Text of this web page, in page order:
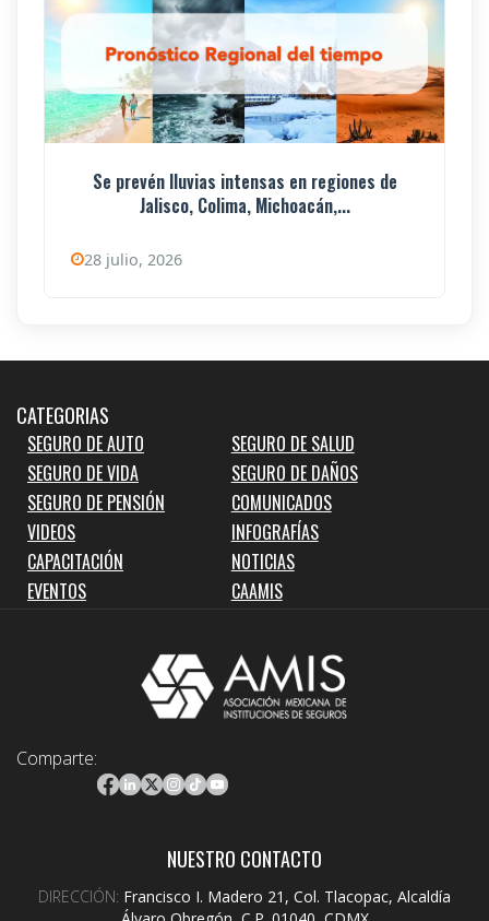
Se prevén lluvias intensas en regiones de
Jalisco, Colima, Michoacán,...
28 julio, 2026
CATEGORIAS
SEGURO DE AUTO
SEGURO DE SALUD
SEGURO DE VIDA
SEGURO DE DAÑOS
SEGURO DE PENSIÓN
COMUNICADOS
VIDEOS
INFOGRAFÍAS
CAPACITACIÓN
NOTICIAS
EVENTOS
CAAMIS
Comparte:
NUESTRO CONTACTO
DIRECCIÓN: Francisco I. Madero 21, Col. Tlacopac, Alcaldía